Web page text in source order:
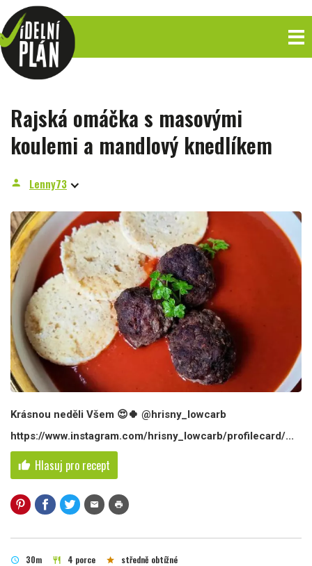
Rajská omáčka s masovými
koulemi a mandlový knedlíkem
person Lenny73
Krásnou neděli Všem 😍🍀 @hrisny_lowcarb
https://www.instagram.com/hrisny_lowcarb/profilecard/...
thumb_up Hlasuj pro recept
mail print
schedule 30m restaurant 4 porce star středně obtížné